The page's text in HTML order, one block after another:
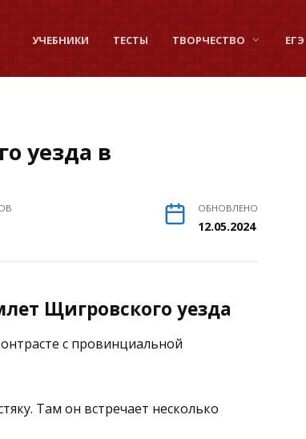
УЧЕБНИКИ ТЕСТЫ ТВОРЧЕСТВО ЕГЭ
уезда в
ОБНОВЛЕНО
12.05.2024
Щигровского уезда
с провинциальной
Там он встречает несколько